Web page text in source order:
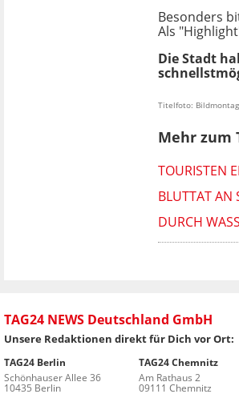
Besonders
Als
Die Stadt
Titelfoto:
Mehr zum
TOURISTEN
BLUTTAT AN
DURCH
TAG24 NEWS Deutschland GmbH
Unsere Redaktionen direkt für Dich vor Ort:
TAG24 Berlin
Schönhauser Allee 36
10435 Berlin
TAG24 Chemnitz
Am Rathaus 2
09111 Chemnitz